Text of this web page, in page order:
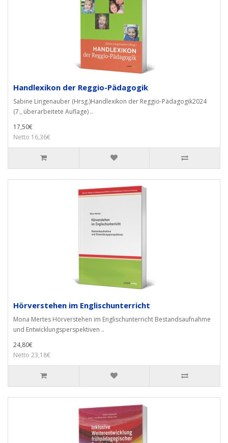
Handlexikon der Reggio-Pädagogik
Sabine Lingenauber (Hrsg.)Handlexikon der Reggio-Pädagogik2024
(7., überarbeitete Auflage) ..
17,50€
Netto 16,36€
Hörverstehen im Englischunterricht
Mona Mertes Hörverstehen im Englischunterricht Bestandsaufnahme
und Entwicklungsperspektiven ..
24,80€
Netto 23,18€